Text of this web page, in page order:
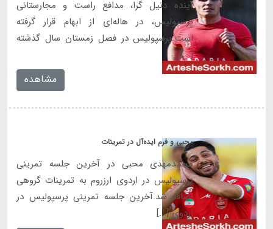
آینده دنیل گرا، مدافع راست و مجارستانی
پرسپولیس، در هاله‌ای از ابهام قرار گرفته
است.پرسپولیس در فصل زمستان سال گذشته
[...]
مشاهده
محبی و فرم ایده‌آل در تمرینات
محمدمهدی محبی در آخرین جلسه تمرینی
پرسپولیس در اردوی ارزروم به تمرینات گروهی
اضافه شد.آخرین جلسه تمرینی پرسپولیس در
اردوی [...]